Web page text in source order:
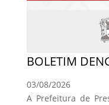
BOLETIM
03/08/2026
A Prefeitura de